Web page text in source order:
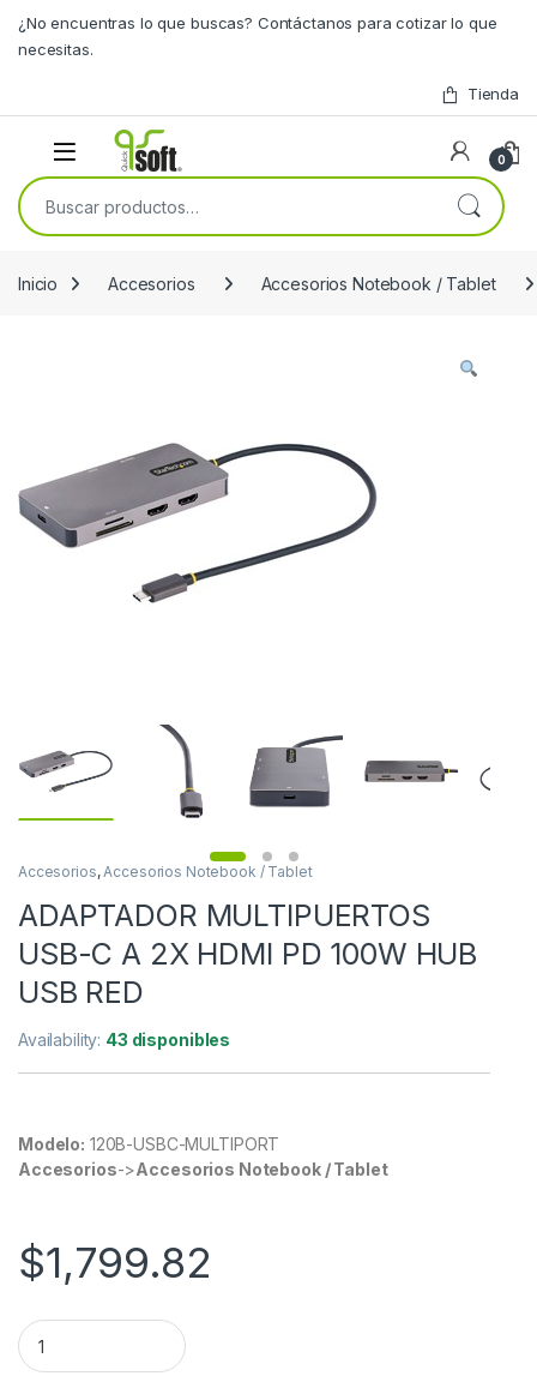
¿No encuentras lo que buscas? Contáctanos para cotizar lo que
necesitas.
Tienda
0
Buscar por:
Inicio Accesorios Accesorios Notebook / Tablet
Accesorios,Accesorios Notebook / Tablet
ADAPTADOR MULTIPUERTOS
USB-C A 2X HDMI PD 100W HUB
USB RED
Availability: 43 disponibles
Modelo: 120B-USBC-MULTIPORT
Accesorios->Accesorios Notebook / Tablet
$1,799.82
ADAPTADOR MULTIPUERTOS USB-C A 2X HDMI PD 100W